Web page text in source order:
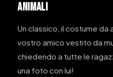
ANIMALI
Un classico, il costume da
vostro amico vestito da
chiedendo a tutte le
una foto con lui!